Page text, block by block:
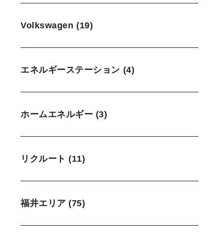
Volkswagen (19)
エネルギーステーション (4)
ホームエネルギー (3)
リクルート (11)
福井エリア (75)